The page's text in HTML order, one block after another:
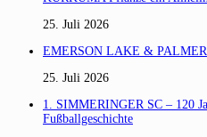
25. Juli 2026
EMERSON LAKE & PALMER
25. Juli 2026
1. SIMMERINGER SC – 120
Fußballgeschichte